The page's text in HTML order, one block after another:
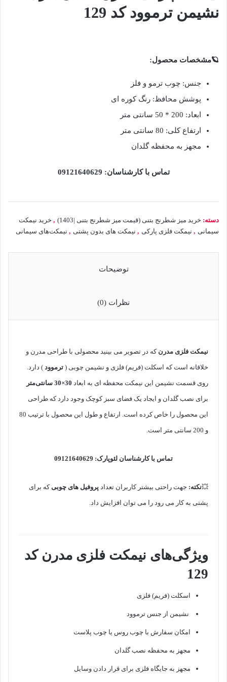
نشیمن ترموود کد 129
🪐مشخصات محصول:
جنس: چوب ترمو و فلز
پوشش محافظ: رنگ کوره ای
ابعاد: 200 * 50 سانتی متر
ارتفاع کلی: 80 سانتی متر
مجهز به محفظه گلدان
تماس با کارشناسان: 09121640629
دسته: خرید میز شطرنج بتنی (قیمت میز شطرنج بتنی |1403) , خرید نیمکت
سیمانی , نیمکت فلزی پارکی , نیمکت های بدون پشتی , نیمکت‌های سیمانی
توضیحات
نظرات (0)
نیمکت فلزی مدرن که در تصویر می بینید محصولی با طراحی مدرن و
خلاقانه است که اسکلت (فریم) فلزی و نشیمن چوبی ( ترموود ) دارد.
روی قسمت نشیمن این نیمکت محفظه ای به ابعاد 30×30 سانتی‌متر
برای نصب گلدان و ایجاد یک فضای سبز کوچک وجود دارد که طراحی
این محصول را خاص کرده است. ارتفاع و طول این محصول با ترتیب 80
و 200 سانتی متر است.
تماس با کارشناسان لئوپارک: 09121640629
💥نکته: جهت راحتی بیشتر کاربران تعداد پروفیل های چوبیکه برای
پشتی به کار می رود را می توان افزایش داد.
ویژگی‌های نیمکت فلزی مدرن کد
129
اسکلت (فریم) فلزی
نشیمن از جنس ترموود
امکان سفارش با چوب روس یا چوب پلاست
مجهز به محفظه نصب گلدان
مجهز به جایگاه فلزی برای قرار دادن وسایل